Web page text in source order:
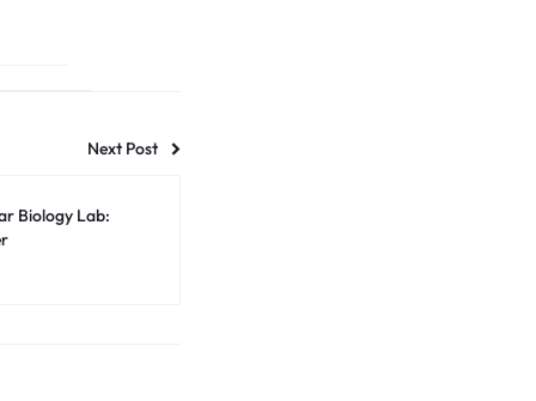
Next Post
Biology Lab: